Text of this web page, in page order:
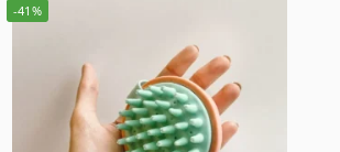
-41%